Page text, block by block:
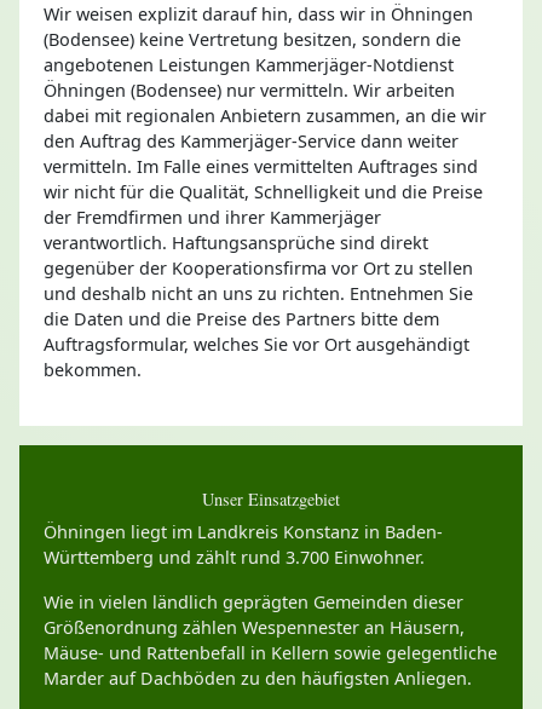
Wir weisen explizit darauf hin, dass wir in Öhningen
(Bodensee) keine Vertretung besitzen, sondern die
angebotenen Leistungen Kammerjäger-Notdienst
Öhningen (Bodensee) nur vermitteln. Wir arbeiten
dabei mit regionalen Anbietern zusammen, an die wir
den Auftrag des Kammerjäger-Service dann weiter
vermitteln. Im Falle eines vermittelten Auftrages sind
wir nicht für die Qualität, Schnelligkeit und die Preise
der Fremdfirmen und ihrer Kammerjäger
verantwortlich. Haftungsansprüche sind direkt
gegenüber der Kooperationsfirma vor Ort zu stellen
und deshalb nicht an uns zu richten. Entnehmen Sie
die Daten und die Preise des Partners bitte dem
Auftragsformular, welches Sie vor Ort ausgehändigt
bekommen.
Unser Einsatzgebiet
Öhningen liegt im Landkreis Konstanz in Baden-
Württemberg und zählt rund 3.700 Einwohner.
Wie in vielen ländlich geprägten Gemeinden dieser
Größenordnung zählen Wespennester an Häusern,
Mäuse- und Rattenbefall in Kellern sowie gelegentliche
Marder auf Dachböden zu den häufigsten Anliegen.